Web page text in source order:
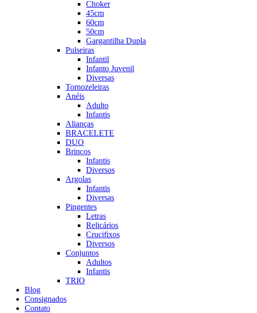
Choker
45cm
60cm
50cm
Gargantilha Dupla
Pulseiras
Infantil
Infanto Juvenil
Diversas
Tornozeleiras
Anéis
Adulto
Infantis
Alianças
BRACELETE
DUO
Brincos
Infantis
Diversos
Argolas
Infantis
Diversas
Pingentes
Letras
Relicários
Crucifixos
Diversos
Conjuntos
Adultos
Infantis
TRIO
Blog
Consignados
Contato